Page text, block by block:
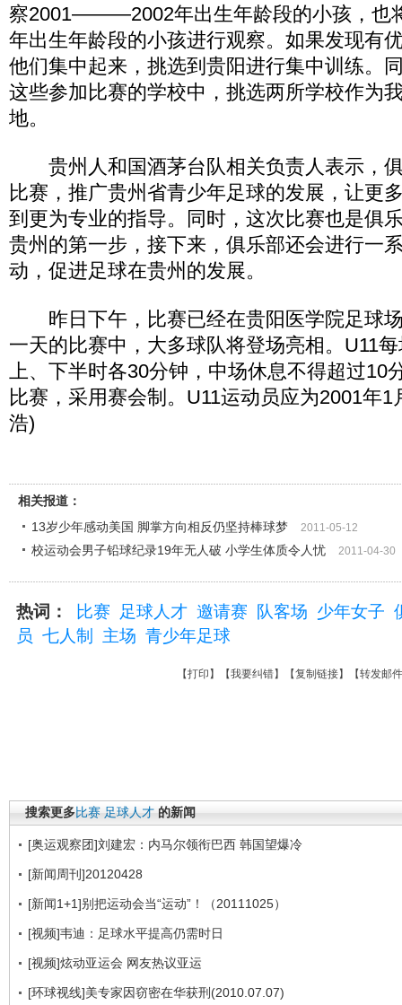
察2001―――2002年出生年龄段的小孩，
年出生年龄段的小孩进行观察。如果发现有
他们集中起来，挑选到贵阳进行集中训练。
这些参加比赛的学校中，挑选两所学校作为
地。
贵州人和国酒茅台队相关负责人表示，
比赛，推广贵州省青少年足球的发展，让更
到更为专业的指导。同时，这次比赛也是俱
贵州的第一步，接下来，俱乐部还会进行一
动，促进足球在贵州的发展。
昨日下午，比赛已经在贵阳医学院足球
一天的比赛中，大多球队将登场亮相。U11
上、下半时各30分钟，中场休息不得超过10
比赛，采用赛会制。U11运动员应为2001年
浩)
相关报道：
13岁少年感动美国 脚掌方向相反仍坚持棒球梦
2011-05-12
校运动会男子铅球纪录19年无人破 小学生体质令人忧 2011-04-30
热词： 比赛 足球人才 邀请赛 队客场 少年女子
员 七人制 主场 青少年足球
【打印 】【我要纠错】【复制链接】【转发邮件
搜索更多比赛 足球人才 的新闻
[奥运观察团]刘建宏：内马尔领衔巴西 韩国望爆冷
[新闻周刊]20120428
[新闻1+1]别把运动会当“运动”！（20111025）
[视频]韦迪：足球水平提高仍需时日
[视频]炫动亚运会 网友热议亚运
[环球视线]美专家因窃密在华获刑(2010.07.07)